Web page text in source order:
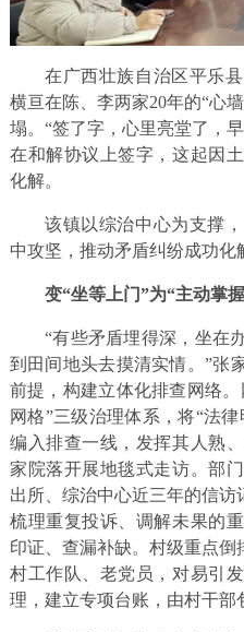
在广西壮族自治区平乐
横亘在陈、李两家20年的“心
塌。“签了字，心里亮堂了，
在和解协议上签字，这起因
化解。
该镇以综治中心为支撑
中攻坚，推动矛盾纠纷成功化
变“坐等上门”为“主动掌
“有些矛盾埋得深，坐在
到田间地头去摸清实情。”张
前提，构建立体化排查网络
网格”三级治理体系，将“法
编入排查一线，发挥其人熟
家院落开展地毯式走访。部
出所、综治中心近三年的信访
梳理重复投诉、调解未果的
印证、查漏补缺。村级重点倒
村工作队、老党员，对易引
理，建立专项台账，由村干部